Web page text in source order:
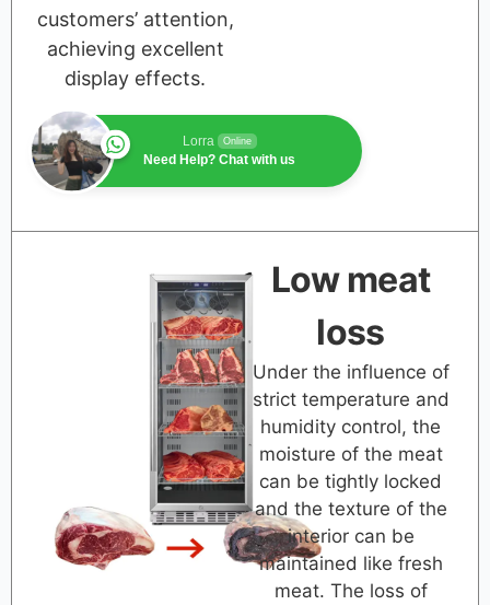
customers’ attention,
achieving excellent
display effects.
Lorra Online
Need Help? Chat with us
Low meat
loss
Under the influence of
strict temperature and
humidity control, the
moisture of the meat
can be tightly locked
and the texture of the
interior can be
maintained like fresh
meat. The loss of